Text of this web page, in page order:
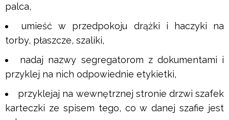
palca,
umieść w przedpokoju drążki i haczyki na
torby, płaszcze, szaliki,
nadaj nazwy segregatorom z dokumentami i
przyklej na nich odpowiednie etykietki,
przyklejaj na wewnętrznej stronie drzwi szafek
karteczki ze spisem tego, co w danej szafie jest